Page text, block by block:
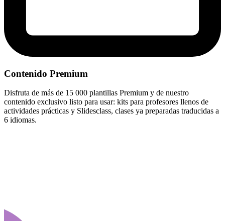
Contenido Premium
Disfruta de más de 15 000 plantillas Premium y de nuestro
contenido exclusivo listo para usar: kits para profesores llenos de
actividades prácticas y Slidesclass, clases ya preparadas traducidas a
6 idiomas.